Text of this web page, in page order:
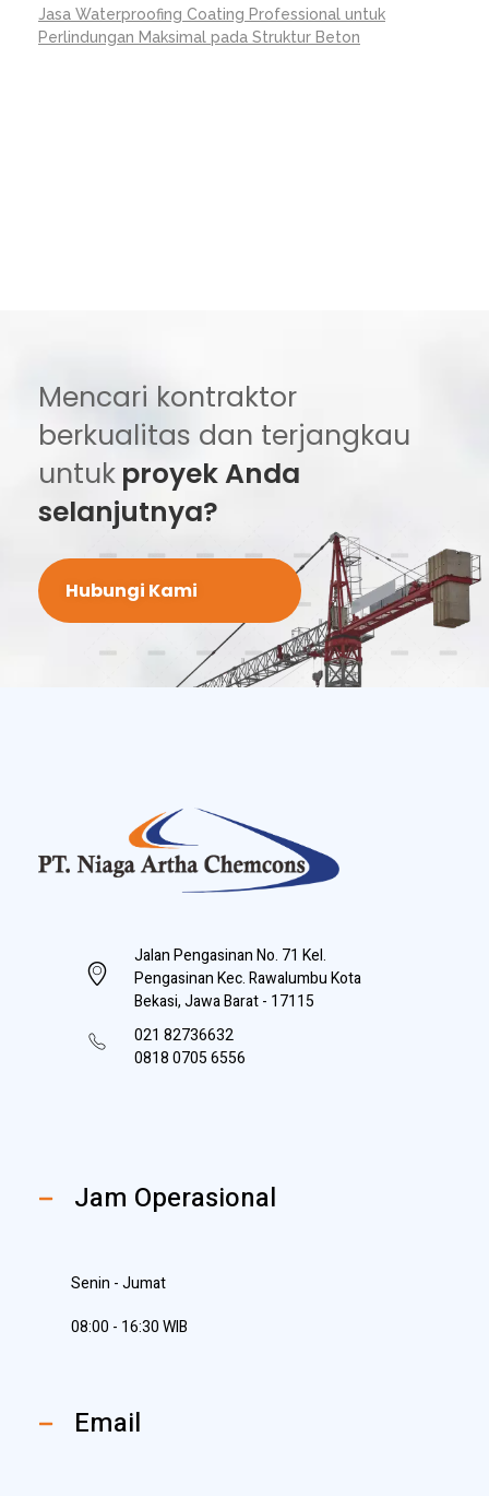
Jasa Waterproofing Coating Professional untuk
Perlindungan Maksimal pada Struktur Beton
Mencari kontraktor
berkualitas dan terjangkau
untuk proyek Anda
selanjutnya?
Hubungi Kami
Jalan Pengasinan No. 71 Kel.
Pengasinan Kec. Rawalumbu Kota
Bekasi, Jawa Barat - 17115
021 82736632
0818 0705 6556
Jam Operasional
Senin - Jumat
08:00 - 16:30 WIB
Email